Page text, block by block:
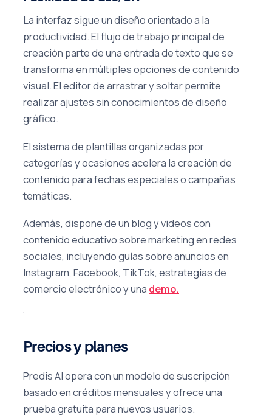
La interfaz sigue un diseño orientado a la
productividad. El flujo de trabajo principal de
creación parte de una entrada de texto que se
transforma en múltiples opciones de contenido
visual. El editor de arrastrar y soltar permite
realizar ajustes sin conocimientos de diseño
gráfico.
El sistema de plantillas organizadas por
categorías y ocasiones acelera la creación de
contenido para fechas especiales o campañas
temáticas.
Además, dispone de un blog y videos con
contenido educativo sobre marketing en redes
sociales, incluyendo guías sobre anuncios en
Instagram, Facebook, TikTok, estrategias de
comercio electrónico y una demo.
Precios y planes
Predis AI opera con un modelo de suscripción
basado en créditos mensuales y ofrece una
prueba gratuita para nuevos usuarios.